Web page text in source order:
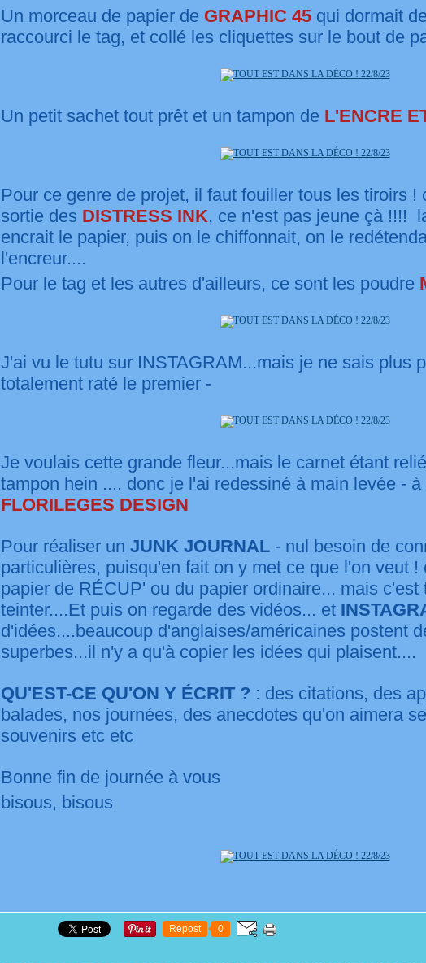
Un morceau de papier de GRAPHIC 45 qui dormait
raccourci le tag, et collé les cliquettes sur le bout de
Un petit sachet tout prêt et un tampon de L'ENCRE
Pour ce genre de projet, il faut fouiller tous les tiroirs !
sortie des DISTRESS INK, ce n'est pas jeune çà !!!!
encrait le papier, puis on le chiffonnait, on le
l'encreur....
Pour le tag et les autres d'ailleurs, ce sont les poudre
J'ai vu le tutu sur INSTAGRAM...mais je ne sais plus
totalement raté le premier -
Je voulais cette grande fleur...mais le carnet étant
tampon hein .... donc je l'ai redessiné à main levée -
FLORILEGES DESIGN
Pour réaliser unJUNK JOURNAL - nul besoin de
particulières, puisqu'en fait on y met ce que l'on veut
papier de RÉCUP' ou du papier ordinaire... mais c'est
teinter....Et puis on regarde des vidéos... et
d'idées....beaucoup d'anglaises/américaines postent
superbes...il n'y a qu'à copier les idées qui plaisent....
QU'EST-CE QU'ON Y ÉCRIT ? : des citations, des
balades, nos journées, des anecdotes qu'on aimera
souvenirs etc etc
Bonne fin de journée à vous
bisous, bisous
Repost 0